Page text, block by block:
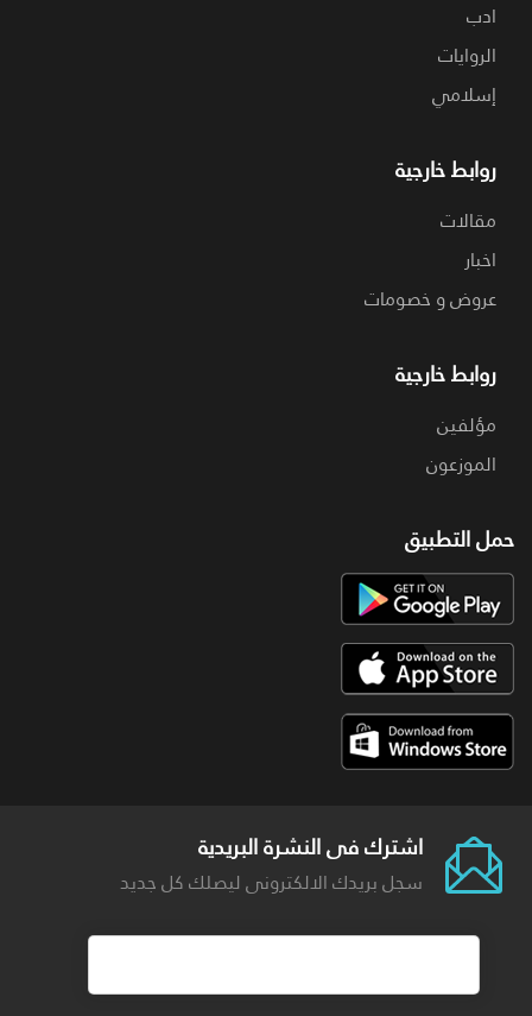
ادب
الروايات
إسلامي
روابط خارجية
مقالات
اخبار
عروض و خصومات
روابط خارجية
مؤلفين
الموزعون
حمل التطبيق
اشترك فى النشرة البريدية
سجل بريدك الالكترونى ليصلك كل جديد